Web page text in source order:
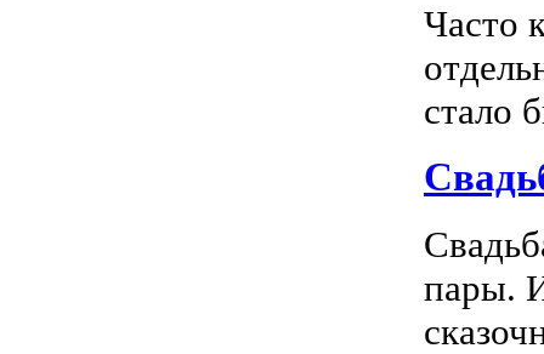
Часто
стало
пары.